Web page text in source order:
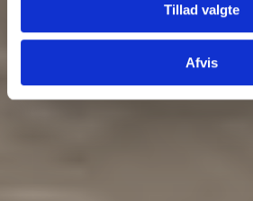
Tillad valgte
Afvis